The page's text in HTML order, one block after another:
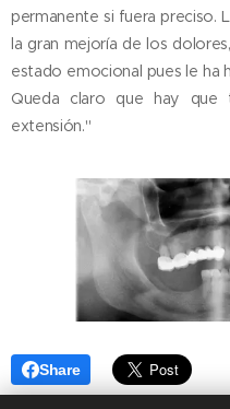
permanente si fuera preciso.
la gran mejoría de los
estado emocional pues le ha
Queda claro que hay
extensión."
Share